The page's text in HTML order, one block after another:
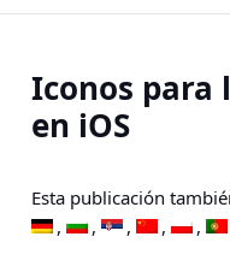
Iconos para
en iOS
Esta publicación